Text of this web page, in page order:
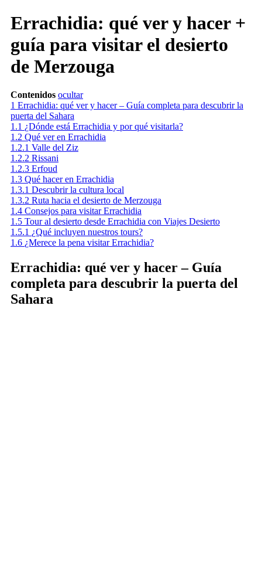
Errachidia: qué ver y hacer +
guía para visitar el desierto
de Merzouga
Contenidos ocultar
1 Errachidia: qué ver y hacer – Guía completa para descubrir la
puerta del Sahara
1.1 ¿Dónde está Errachidia y por qué visitarla?
1.2 Qué ver en Errachidia
1.2.1 Valle del Ziz
1.2.2 Rissani
1.2.3 Erfoud
1.3 Qué hacer en Errachidia
1.3.1 Descubrir la cultura local
1.3.2 Ruta hacia el desierto de Merzouga
1.4 Consejos para visitar Errachidia
1.5 Tour al desierto desde Errachidia con Viajes Desierto
1.5.1 ¿Qué incluyen nuestros tours?
1.6 ¿Merece la pena visitar Errachidia?
Errachidia: qué ver y hacer – Guía
completa para descubrir la puerta del
Sahara